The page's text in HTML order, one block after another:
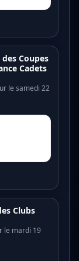
Coupes
Cadets
le samedi 22
Clubs
le mardi 19